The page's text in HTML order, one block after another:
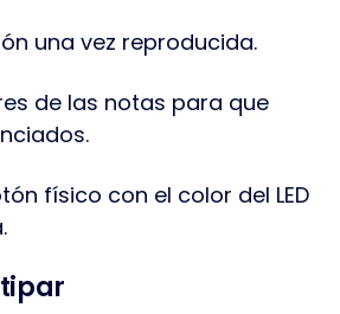
una vez reproducida.
de las notas para que
físico con el color del LED